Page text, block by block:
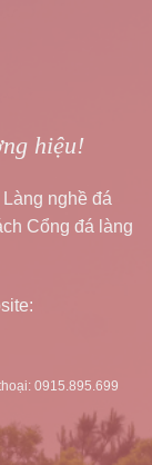
hiệu!
nghề đá
Cổng đá làng
0915.895.699